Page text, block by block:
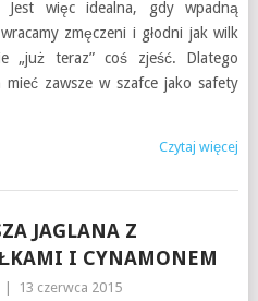
Jest więc idealna, gdy wpadną
zmęczeni i głodni jak wilk
„już teraz” coś zjeść. Dlatego
mieć zawsze w szafce jako safety
Czytaj więcej
JAGLANA Z
I CYNAMONEM
13 czerwca 2015